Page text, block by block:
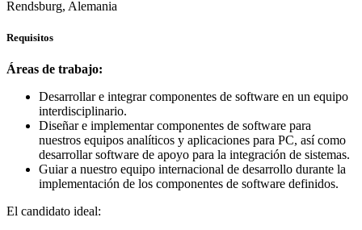
Rendsburg, Alemania
Requisitos
Áreas de trabajo:
Desarrollar e integrar componentes de software en un equipo
interdisciplinario.
Diseñar e implementar componentes de software para
nuestros equipos analíticos y aplicaciones para PC, así como
desarrollar software de apoyo para la integración de sistemas.
Guiar a nuestro equipo internacional de desarrollo durante la
implementación de los componentes de software definidos.
El candidato ideal: